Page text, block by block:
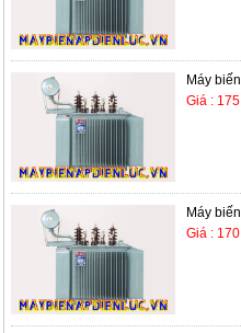
Máy
Giá :
Máy
Giá :